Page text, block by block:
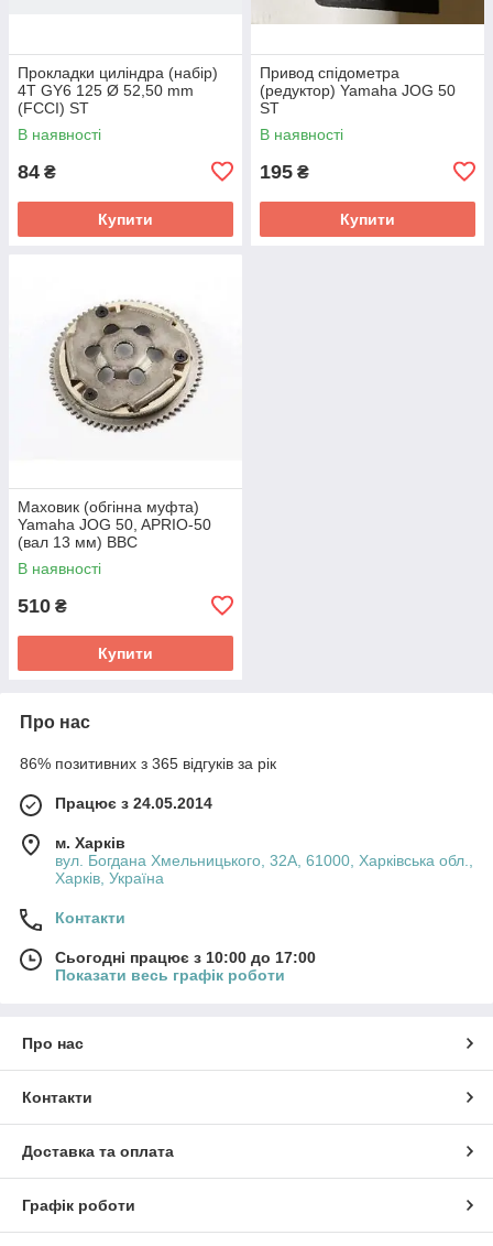
Прокладки циліндра (набір)
4T GY6 125 Ø 52,50 mm
(FCCI) ST
В наявності
84 ₴
Купити
Привод спідометра
(редуктор) Yamaha JOG 50
ST
В наявності
195 ₴
Купити
Маховик (обгінна муфта)
Yamaha JOG 50, APRIO-50
(вал 13 мм) BBC
В наявності
510 ₴
Купити
Про нас
86% позитивних з 365 відгуків за рік
Працює з 24.05.2014
м. Харків
вул. Богдана Хмельницького, 32А, 61000, Харківська обл.,
Харків, Україна
Контакти
Сьогодні працює з 10:00 до 17:00
Показати весь графік роботи
Про нас
Контакти
Доставка та оплата
Графік роботи